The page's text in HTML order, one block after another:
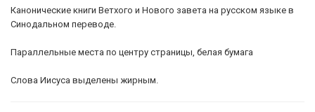
Канонические книги Ветхого и Нового завета на русском языке в
Синодальном переводе.
Параллельные места по центру страницы, белая бумага
Слова Иисуса выделены жирным.